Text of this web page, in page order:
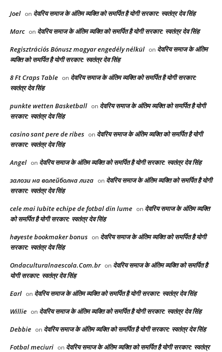
Joel on देवरिय समाज के अंतिम व्यक्ति को समर्पित है योगी सरकार: स्वतंत्र देव सिंह
Marc on देवरिय समाज के अंतिम व्यक्ति को समर्पित है योगी सरकार: स्वतंत्र देव सिंह
Regisztrációs Bónusz magyar engedély nélkül on देवरिय समाज के अंतिम
व्यक्ति को समर्पित है योगी सरकार: स्वतंत्र देव सिंह
8 Ft Craps Table on देवरिय समाज के अंतिम व्यक्ति को समर्पित है योगी सरकार:
स्वतंत्र देव सिंह
punkte wetten Basketball on देवरिय समाज के अंतिम व्यक्ति को समर्पित है योगी
सरकार: स्वतंत्र देव सिंह
casino sant pere de ribes on देवरिय समाज के अंतिम व्यक्ति को समर्पित है योगी
सरकार: स्वतंत्र देव सिंह
Angel on देवरिय समाज के अंतिम व्यक्ति को समर्पित है योगी सरकार: स्वतंत्र देव सिंह
залози на волейболна лига on देवरिय समाज के अंतिम व्यक्ति को समर्पित है योगी
सरकार: स्वतंत्र देव सिंह
cele mai Iubite echipe de fotbal din lume on देवरिय समाज के अंतिम व्यक्ति
को समर्पित है योगी सरकार: स्वतंत्र देव सिंह
høyeste bookmaker bonus on देवरिय समाज के अंतिम व्यक्ति को समर्पित है योगी
सरकार: स्वतंत्र देव सिंह
Ondaculturalnaescola.Com.br on देवरिय समाज के अंतिम व्यक्ति को समर्पित है
योगी सरकार: स्वतंत्र देव सिंह
Earl on देवरिय समाज के अंतिम व्यक्ति को समर्पित है योगी सरकार: स्वतंत्र देव सिंह
Willie on देवरिय समाज के अंतिम व्यक्ति को समर्पित है योगी सरकार: स्वतंत्र देव सिंह
Debbie on देवरिय समाज के अंतिम व्यक्ति को समर्पित है योगी सरकार: स्वतंत्र देव सिंह
Fotbal meciuri on देवरिय समाज के अंतिम व्यक्ति को समर्पित है योगी सरकार: स्वतंत्र